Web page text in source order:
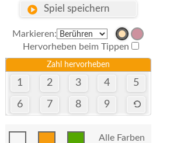
Spiel speichern
Markieren:
Hervorheben beim Tippen
Zahl hervorheben
1 2 3 4 5
6 7 8 9
Alle Farben